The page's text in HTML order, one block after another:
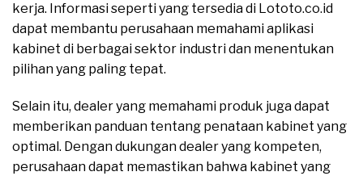
kerja. Informasi seperti yang tersedia di Lototo.co.id
dapat membantu perusahaan memahami aplikasi
kabinet di berbagai sektor industri dan menentukan
pilihan yang paling tepat.
Selain itu, dealer yang memahami produk juga dapat
memberikan panduan tentang penataan kabinet yang
optimal. Dengan dukungan dealer yang kompeten,
perusahaan dapat memastikan bahwa kabinet yang